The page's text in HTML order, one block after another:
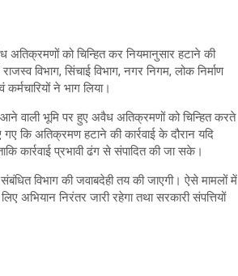
अतिक्रमणों को चिन्हित कर नियमानुसार हटाने की
विभाग, सिंचाई विभाग, नगर निगम, लोक निर्माण
ने भाग लिया।
वाली भूमि पर हुए अवैध अतिक्रमणों को चिन्हित करते
कि अतिक्रमण हटाने की कार्रवाई के दौरान यदि
कार्रवाई प्रभावी ढंग से संपादित की जा सके।
विभाग की जवाबदेही तय की जाएगी। ऐसे मामलों में
अभियान निरंतर जारी रहेगा तथा सरकारी संपत्तियों